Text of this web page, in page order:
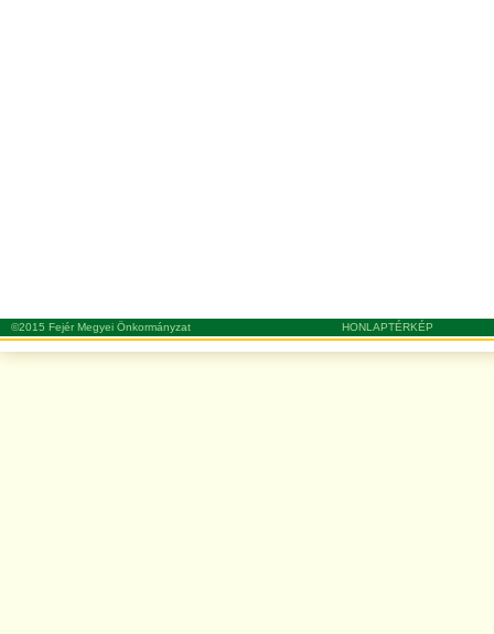
©2015 Fejér Megyei Önkormányzat HONLAPTÉRKÉP